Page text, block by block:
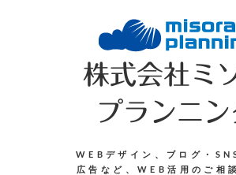
株式会社ミ
プランニン
WEBデザイン、ブログ・
広告など、WEB活用のご相